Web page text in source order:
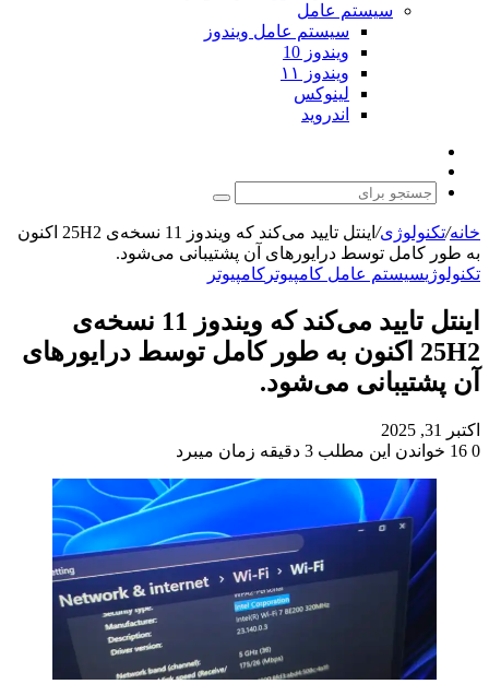
سیستم عامل
سیستم عامل ویندوز
ویندوز 10
ویندوز ۱۱
لینوکس
اندروید
پوسته
جستجو
خانه/تکنولوژی/
اینتل تایید می‌کند که ویندوز 11 نسخه‌ی 25H2 اکنون
به طور کامل توسط درایورهای آن پشتیبانی می‌شود.
تکنولوژیسیستم عامل کامپیوتر کامپیوتر
اینتل تایید می‌کند که ویندوز 11 نسخه‌ی
25H2 اکنون به طور کامل توسط درایورهای
آن پشتیبانی می‌شود.
اکتبر 31, 2025
0
خواندن این مطلب 3 دقیقه زمان میبرد